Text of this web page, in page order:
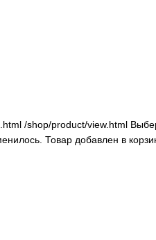
/shop/product/view.html
Товар добавлен в